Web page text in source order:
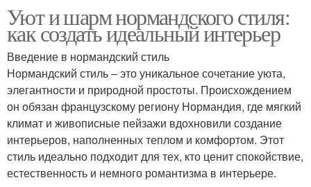
Уют и шарм нормандского стиля:
как создать идеальный интерьер
Введение в нормандский стиль
Нормандский стиль – это уникальное сочетание уюта,
элегантности и природной простоты. Происхождением
он обязан французскому региону Нормандия, где мягкий
климат и живописные пейзажи вдохновили создание
интерьеров, наполненных теплом и комфортом. Этот
стиль идеально подходит для тех, кто ценит спокойствие,
естественность и немного романтизма в интерьере.